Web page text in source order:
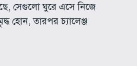
সেগুলো ঘুরে এসে নিজে
হোন, তারপর চ্যালেঞ্জ